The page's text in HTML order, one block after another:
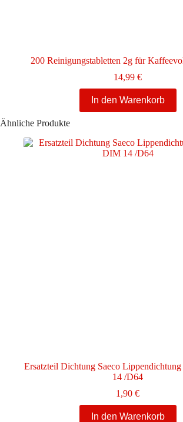
200 Reinigungstabletten 2g für
14,99€
In den Warenkorb
Ähnliche Produkte
Ersatzteil Dichtung Saeco
14 /D64
1,90€
In den Warenkorb